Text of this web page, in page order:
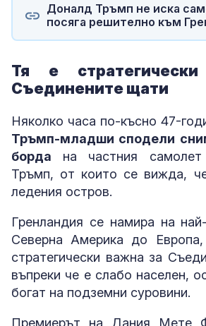
Доналд Тръмп не иска
посяга решително към
Тя е
Съединените щати
Няколко часа по-късно 47-
Тръмп-младши сподели
борда на частния
Тръмп, от които се вижда,
ледения остров.
Гренландия се намира на
Северна Америка до
стратегически важна за
въпреки че е слабо населен,
богат на подземни суровини.
Премиерът на Дания Мете